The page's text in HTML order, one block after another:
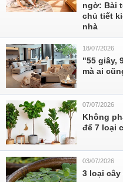
ngờ: Bài
chủ tiết
nhà
18/07/2026
"55 giây,
mà ai
07/07/2026
Không
để 7 loại
03/07/2026
3 loại